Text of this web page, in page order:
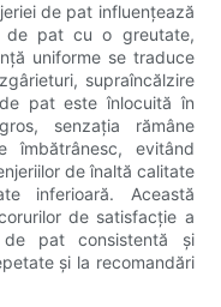
de pat influențează
de pat cu o greutate,
uniforme se traduce
supraîncălzire
pat este înlocuită în
senzația rămâne
îmbătrânesc, evitând
de înaltă calitate
inferioară. Această
de satisfacție a
pat consistentă și
și la recomandări